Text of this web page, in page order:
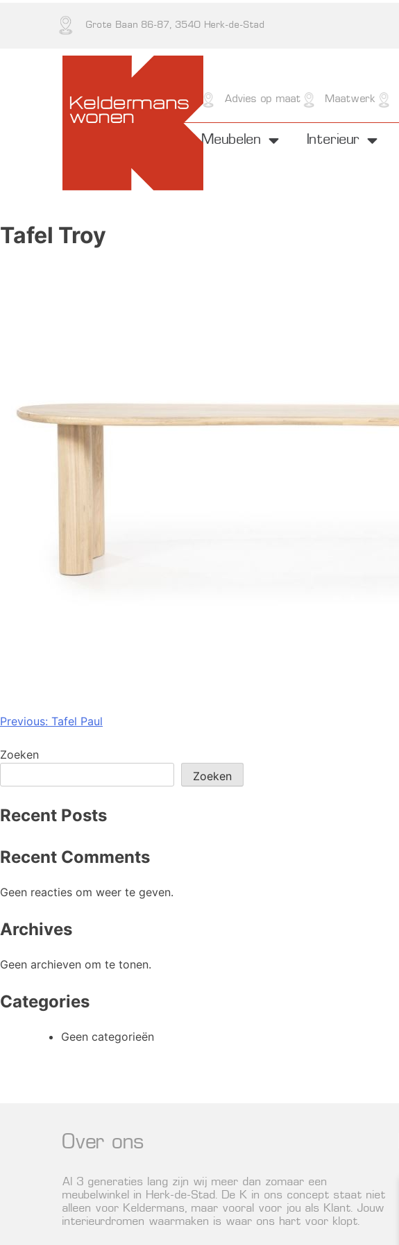
Grote Baan 86-87, 3540 Herk-de-Stad
Kwaliteit Advies op maat Maatwerk
Meubelen Interieur
Tafel Troy
Previous: Tafel Paul
Zoeken
Zoeken
Recent Posts
Recent Comments
Geen reacties om weer te geven.
Archives
Geen archieven om te tonen.
Categories
Geen categorieën
Over ons
Al 3 generaties lang zijn wij meer dan zomaar een
meubelwinkel in Herk-de-Stad. De K in ons concept staat niet
alleen voor Keldermans, maar vooral voor jou als Klant. Jouw
interieurdromen waarmaken is waar ons hart voor klopt.